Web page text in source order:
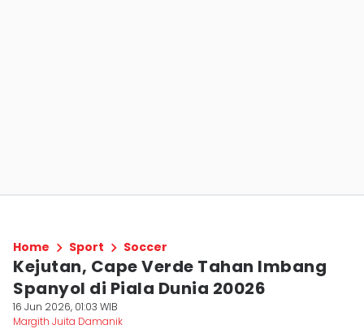
Home Sport Soccer
Kejutan, Cape Verde Tahan Imbang
Spanyol di Piala Dunia 20026
16 Jun 2026, 01:03 WIB
Margith Juita Damanik